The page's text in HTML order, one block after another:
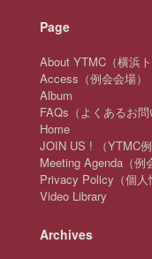
Page
About YTMC（横浜
Access（例会会場）
Album
FAQs（よくあるお問
Home
JOIN US ! （YTMC
Meeting Agenda（例
Privacy Policy（個人
Video Library
Archives